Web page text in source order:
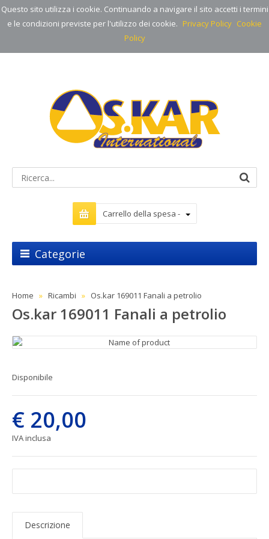
Questo sito utilizza i cookie. Continuando a navigare il sito accetti i termini
e le condizioni previste per l'utilizzo dei cookie. Privacy Policy Cookie
Policy
Carrello della spesa -
Categorie
Home Ricambi Os.kar 169011 Fanali a petrolio
Os.kar 169011 Fanali a petrolio
Disponibile
€ 20,00
IVA inclusa
Descrizione